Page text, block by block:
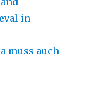
in
muss auch